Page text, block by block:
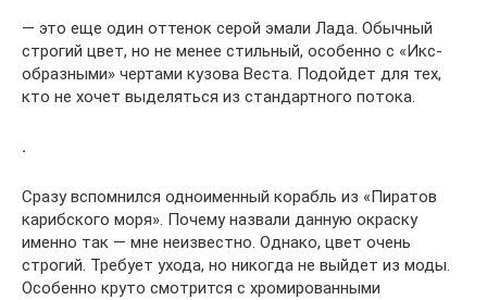
— это еще один оттенок серой эмали Лада. Обычный
строгий цвет, но не менее стильный, особенно с «Икс-
образными» чертами кузова Веста. Подойдет для тех,
кто не хочет выделяться из стандартного потока.
.
Сразу вспомнился одноименный корабль из «Пиратов
карибского моря». Почему назвали данную окраску
именно так — мне неизвестно. Однако, цвет очень
строгий. Требует ухода, но никогда не выйдет из моды.
Особенно круто смотрится с хромированными